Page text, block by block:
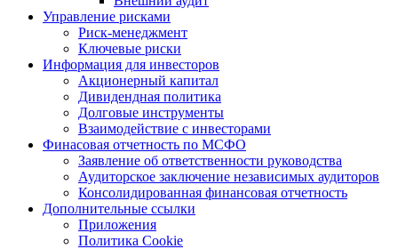
Управление рисками
Риск-менеджмент
Ключевые риски
Информация для инвесторов
Акционерный капитал
Дивидендная политика
Долговые инструменты
Взаимодействие с инвеcторами
Финасовая отчетность по МСФО
Заявление об ответственности руководства
Аудиторское заключение независимых аудиторов
Консолидированная финансовая отчетность
Дополнительные ссылки
Приложения
Политика Cookie